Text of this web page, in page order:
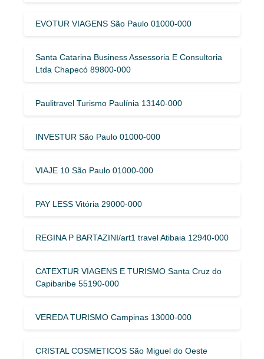
EVOTUR VIAGENS São Paulo 01000-000
Santa Catarina Business Assessoria E Consultoria
Ltda Chapecó 89800-000
Paulitravel Turismo Paulínia 13140-000
INVESTUR São Paulo 01000-000
VIAJE 10 São Paulo 01000-000
PAY LESS Vitória 29000-000
REGINA P BARTAZINI/art1 travel Atibaia 12940-000
CATEXTUR VIAGENS E TURISMO Santa Cruz do
Capibaribe 55190-000
VEREDA TURISMO Campinas 13000-000
CRISTAL COSMETICOS São Miguel do Oeste